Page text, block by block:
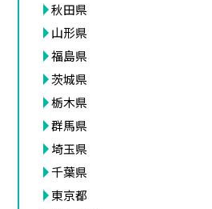
秋田県
山形県
福島県
茨城県
栃木県
群馬県
埼玉県
千葉県
東京都